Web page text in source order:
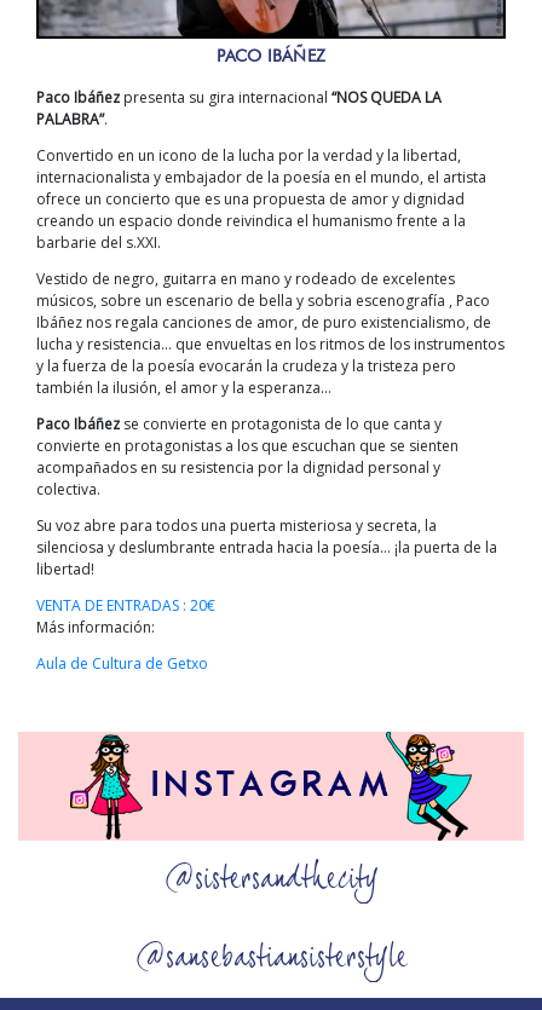
PACO IBÁÑEZ
Paco Ibáñez presenta su gira internacional “NOS QUEDA LA
PALABRA”.
Convertido en un icono de la lucha por la verdad y la libertad,
internacionalista y embajador de la poesía en el mundo, el artista
ofrece un concierto que es una propuesta de amor y dignidad
creando un espacio donde reivindica el humanismo frente a la
barbarie del s.XXI.
Vestido de negro, guitarra en mano y rodeado de excelentes
músicos, sobre un escenario de bella y sobria escenografía , Paco
Ibáñez nos regala canciones de amor, de puro existencialismo, de
lucha y resistencia… que envueltas en los ritmos de los instrumentos
y la fuerza de la poesía evocarán la crudeza y la tristeza pero
también la ilusión, el amor y la esperanza…
Paco Ibáñez se convierte en protagonista de lo que canta y
convierte en protagonistas a los que escuchan que se sienten
acompañados en su resistencia por la dignidad personal y
colectiva.
Su voz abre para todos una puerta misteriosa y secreta, la
silenciosa y deslumbrante entrada hacia la poesía… ¡la puerta de la
libertad!
VENTA DE ENTRADAS : 20€
Más información:
Aula de Cultura de Getxo
@sistersandthecity
@sansebastiansisterstyle